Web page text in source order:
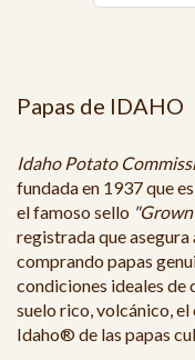
Papas de IDAHO
Idaho Potato
fundada en 1937 que
el famoso sello
registrada que asegura
comprando papas
condiciones ideales de
suelo rico, volcánico,
Idaho® de las papas